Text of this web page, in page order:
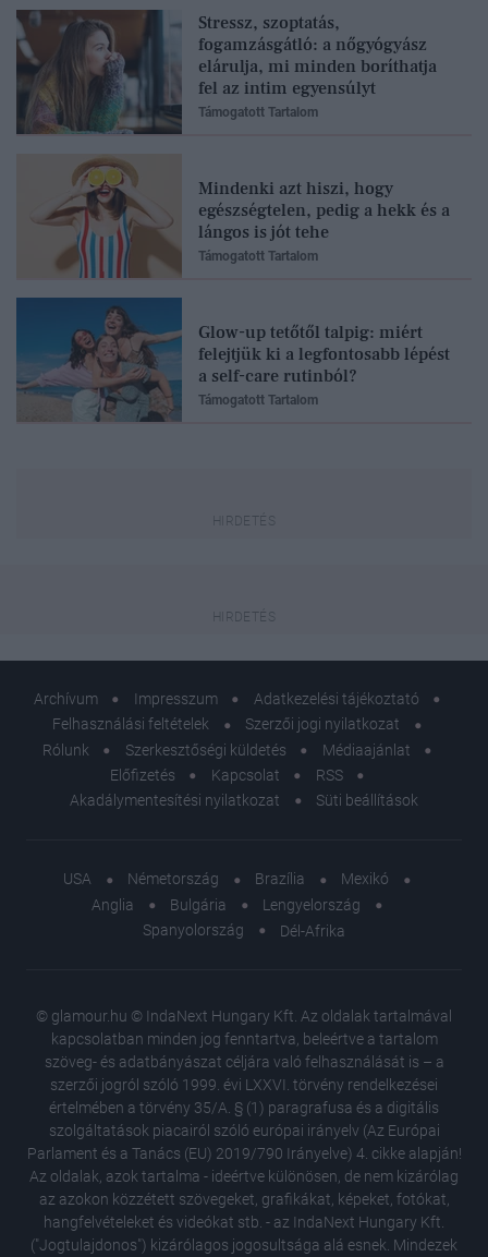
Stressz, szoptatás,
fogamzásgátló: a nőgyógyász
elárulja, mi minden boríthatja
fel az intim egyensúlyt
Támogatott Tartalom
Mindenki azt hiszi, hogy
egészségtelen, pedig a hekk és a
lángos is jót tehe
Támogatott Tartalom
Glow-up tetőtől talpig: miért
felejtjük ki a legfontosabb lépést
a self-care rutinból?
Támogatott Tartalom
Archívum Impresszum
Adatkezelési tájékoztató
Felhasználási feltételek
Szerzői jogi nyilatkozat
Rólunk
Szerkesztőségi küldetés
Médiaajánlat
Előfizetés
Kapcsolat
RSS
Akadálymentesítési nyilatkozat
Süti beállítások
USA Németország Brazília
Mexikó
Anglia
Bulgária
Lengyelország
Spanyolország
Dél-Afrika
© glamour.hu © IndaNext Hungary Kft. Az oldalak tartalmával
kapcsolatban minden jog fenntartva, beleértve a tartalom
szöveg- és adatbányászat céljára való felhasználását is – a
szerzői jogról szóló 1999. évi LXXVI. törvény rendelkezései
értelmében a törvény 35/A. § (1) paragrafusa és a digitális
szolgáltatások piacairól szóló európai irányelv (Az Európai
Parlament és a Tanács (EU) 2019/790 Irányelve) 4. cikke alapján!
Az oldalak, azok tartalma - ideértve különösen, de nem kizárólag
az azokon közzétett szövegeket, grafikákat, képeket, fotókat,
hangfelvételeket és videókat stb. - az IndaNext Hungary Kft.
("Jogtulajdonos") kizárólagos jogosultsága alá esnek. Mindezek